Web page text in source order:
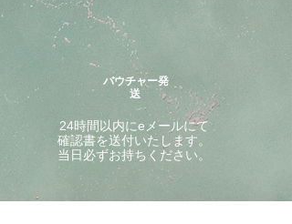
バウチャー発
送
24時間以内にeメールにて
確認書を送付いたします。
当日必ずお持ちください。